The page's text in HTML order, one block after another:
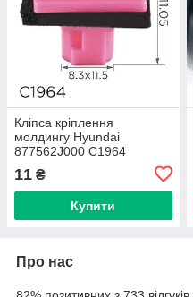
Кліпса кріплення
молдингу Hyundai
877562J000 C1964
11 ₴
Купити
Про нас